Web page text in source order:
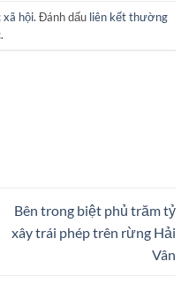
hội. Đánh dấu liên kết thường
.
Bên trong biệt phủ trăm tỷ
xây trái phép trên rừng Hải
Vân